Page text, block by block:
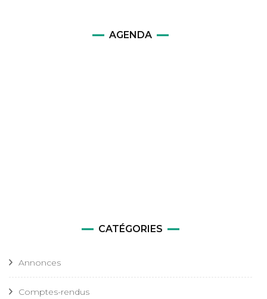
AGENDA
CATÉGORIES
Annonces
Comptes-rendus